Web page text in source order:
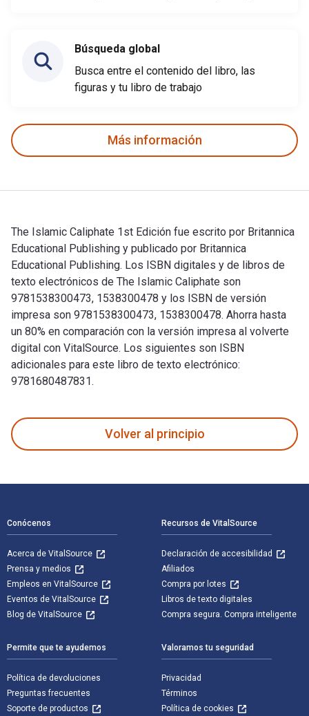
Búsqueda global
Busca entre el contenido del libro, las
figuras y tu libro de trabajo
Más información
The Islamic Caliphate 1st Edición fue escrito por Britannica
Educational Publishing y publicado por Britannica
Educational Publishing. Los ISBN digitales y de libros de
texto electrónicos de The Islamic Caliphate son
9781538300473, 1538300478 y los ISBN de versión
impresa son 9781538300473, 1538300478. Ahorra hasta
un 80% en comparación con la versión impresa al volverte
digital con VitalSource. Los siguientes son ISBN
adicionales para este libro de texto electrónico:
9781680487831.
Volver al principio
Conócenos
Acerca de VitalSource
Prensa y medios
Empleos en VitalSource
Eventos de VitalSource
Blog de VitalSource
Recursos de VitalSource
Declaración de accesibilidad
Afiliados
Compra por lotes
Libros de texto digitales
Compra segura. Compra inteligente
Permite que te ayudemos
Política de devoluciones
Preguntas frecuentes
Soporte de productos
Valoramos tu seguridad
Privacidad
Términos
Política de cookies